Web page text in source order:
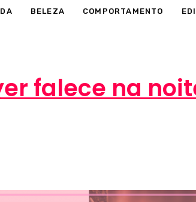
BELEZA COMPORTAMENTO
falece na